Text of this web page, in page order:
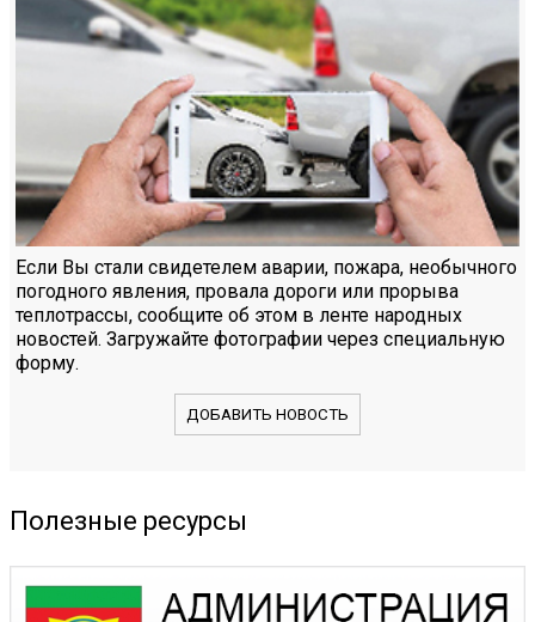
Если Вы стали свидетелем аварии, пожара, необычного
погодного явления, провала дороги или прорыва
теплотрассы, сообщите об этом в ленте народных
новостей. Загружайте фотографии через специальную
форму.
ДОБАВИТЬ НОВОСТЬ
Полезные ресурсы